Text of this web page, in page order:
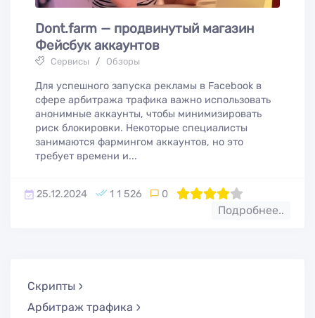
Dont.farm — продвинутый магазин
Фейсбук аккаунтов
Сервисы / Обзоры
Для успешного запуска рекламы в Facebook в
сфере арбитража трафика важно использовать
анонимные аккаунты, чтобы минимизировать
риск блокировки. Некоторые специалисты
занимаются фармингом аккаунтов, но это
требует времени и...
25.12.2024 1 1 526 0 80
1 2 3 4 5
Подробнее..
Скрипты
Арбитраж трафика